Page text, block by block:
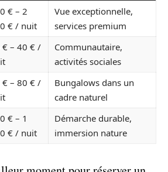
€ – 2
€ / nuit
Vue exceptionnelle,
services premium
€ – 40 € /
Communautaire,
activités sociales
€ – 80 € /
Bungalows dans un
cadre naturel
€ – 1
€ / nuit
Démarche durable,
immersion nature